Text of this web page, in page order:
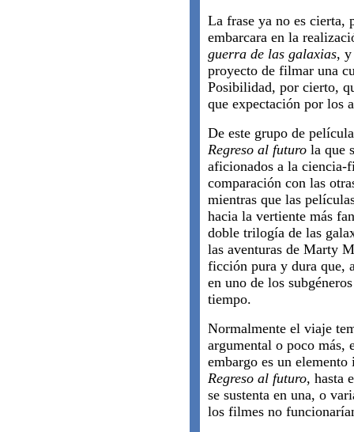
La frase ya no es cierta,
embarcara en la
guerra de las galaxias, y
proyecto de filmar una
Posibilidad, por cierto,
que expectación por los
De este grupo de
Regreso al futuro la que
aficionados a la
comparación con las
mientras que las
hacia la vertiente más
doble trilogía de las
las aventuras de Marty
ficción pura y dura que,
en uno de los
tiempo.
Normalmente el viaje
argumental o poco más,
embargo es un
Regreso al futuro, hasta
se sustenta en una, o
los filmes no